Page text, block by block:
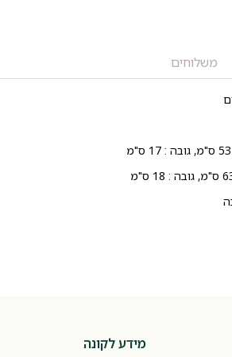
משלוחים
מידע לקונה